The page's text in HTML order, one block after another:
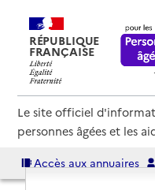
RÉPUBLIQUE
FRANÇAISE
Le site officiel
personnes âgées et les
Accès aux annuaires